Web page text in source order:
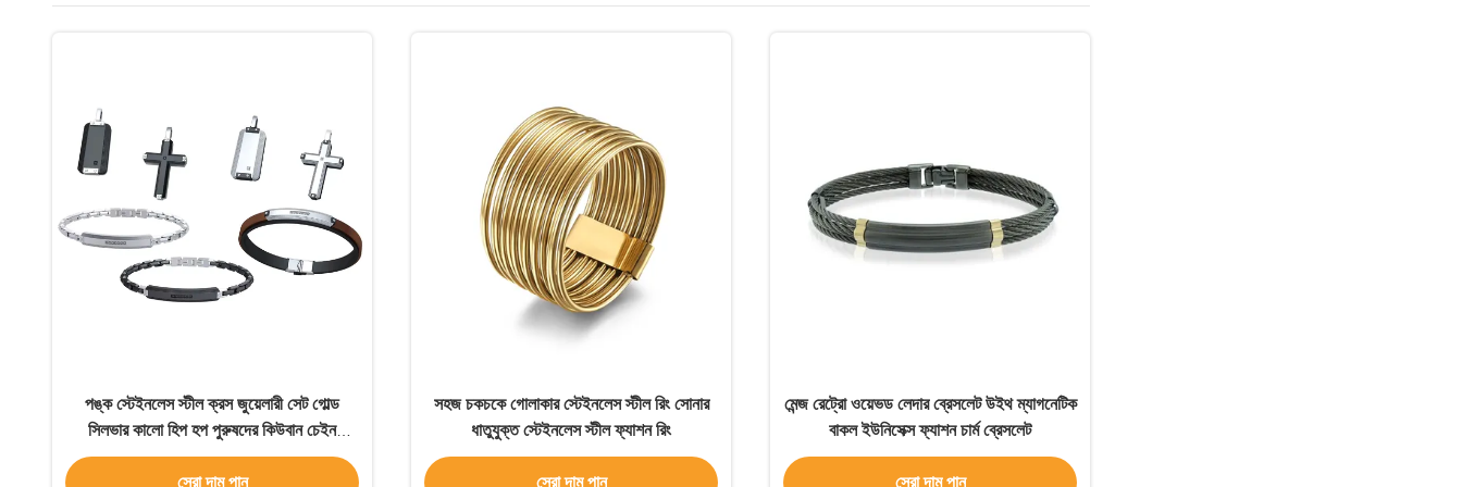
পঙ্ক স্টেইনলেস স্টীল ক্রস জুয়েলারী সেট গোল্ড
সিলভার কালো হিপ হপ পুরুষদের কিউবান চেইন
ব্রেসলেট
সেরা দাম পান
সহজ চকচকে গোলাকার স্টেইনলেস স্টীল রিং সোনার
ধাতুযুক্ত স্টেইনলেস স্টীল ফ্যাশন রিং
সেরা দাম পান
মেন্জ রেট্রো ওয়েভড লেদার ব্রেসলেট উইথ ম্যাগনেটিক
বাকল ইউনিসেক্স ফ্যাশন চার্ম ব্রেসলেট
সেরা দাম পান